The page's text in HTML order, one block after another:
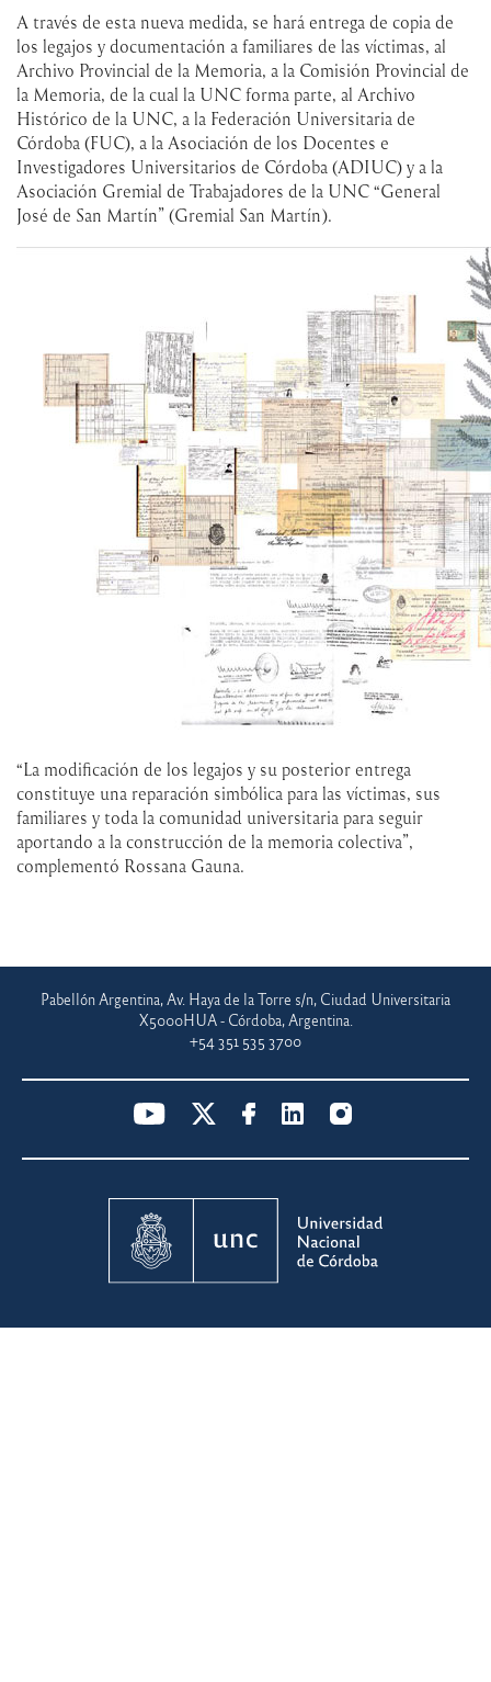
A través de esta nueva medida, se hará entrega de copia de
los legajos y documentación a familiares de las víctimas, al
Archivo Provincial de la Memoria, a la Comisión Provincial de
la Memoria, de la cual la UNC forma parte, al Archivo
Histórico de la UNC, a la Federación Universitaria de
Córdoba (FUC), a la Asociación de los Docentes e
Investigadores Universitarios de Córdoba (ADIUC) y a la
Asociación Gremial de Trabajadores de la UNC “General
José de San Martín” (Gremial San Martín).
“La modificación de los legajos y su posterior entrega
constituye una reparación simbólica para las víctimas, sus
familiares y toda la comunidad universitaria para seguir
aportando a la construcción de la memoria colectiva”,
complementó Rossana Gauna.
Pabellón Argentina, Av. Haya de la Torre s/n, Ciudad Universitaria
X5000HUA - Córdoba, Argentina.
+54 351 535 3700